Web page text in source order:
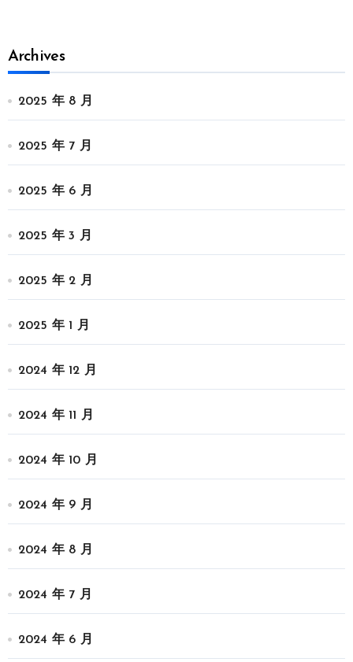
Archives
2025 年 8 月
2025 年 7 月
2025 年 6 月
2025 年 3 月
2025 年 2 月
2025 年 1 月
2024 年 12 月
2024 年 11 月
2024 年 10 月
2024 年 9 月
2024 年 8 月
2024 年 7 月
2024 年 6 月